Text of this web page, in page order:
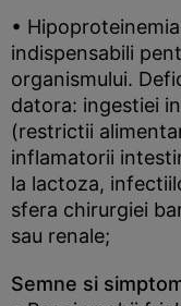
•
indispensabili
organismului.
datora: ingestiei
(restrictii
inflamatorii
la lactoza,
sfera chirurgiei
sau renale;
Semne si